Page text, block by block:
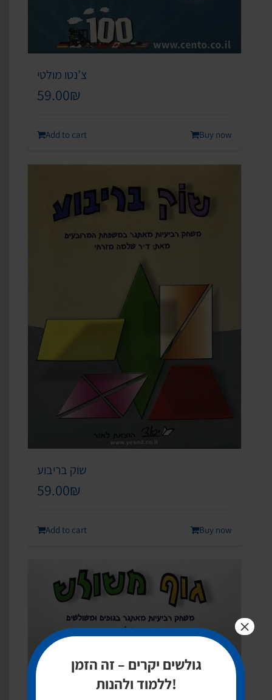
צ’נטו מולטי
59.00₪
Add to cart Buy now
שוֹק בריבוע
59.00₪
Add to cart Buy now
גולשים יקרים – זה הזמן
ללמוד ולהנות!
×